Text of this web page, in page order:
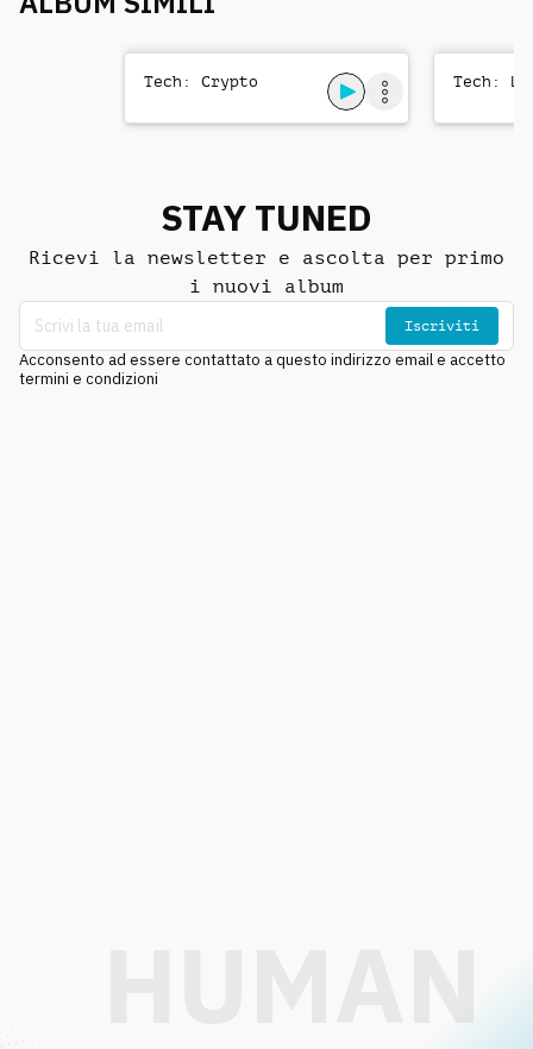
Tech: Crypto Tech:
STAY TUNED
Ricevi la newsletter e ascolta per primo
i nuovi album
Iscriviti
Acconsento ad essere contattato a questo indirizzo email e accetto
termini e condizioni